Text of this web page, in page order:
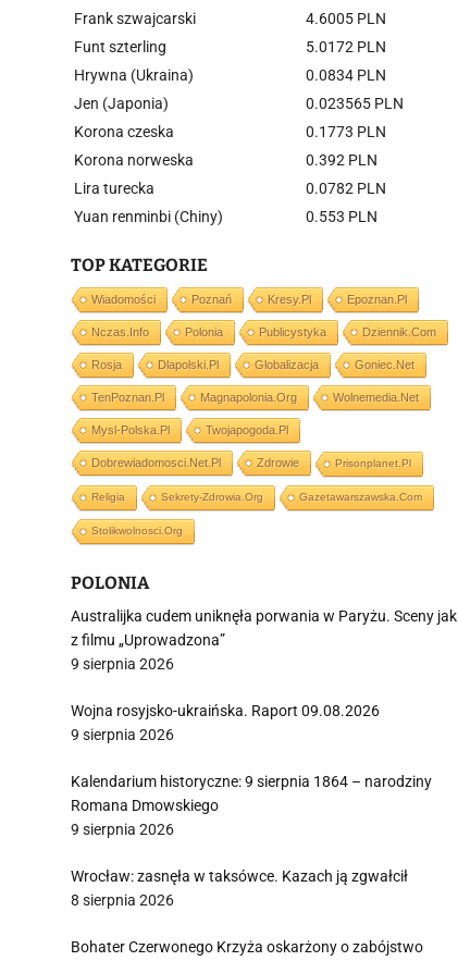
Frank szwajcarski
4.6005 PLN
Funt szterling
5.0172 PLN
Hrywna (Ukraina)
0.0834 PLN
Jen (Japonia)
0.023565 PLN
Korona czeska
0.1773 PLN
Korona norweska
0.392 PLN
Lira turecka
0.0782 PLN
Yuan renminbi (Chiny)
0.553 PLN
TOP KATEGORIE
Wiadomości Poznań Kresy.pl Epoznan.pl
Nczas.info Polonia Publicystyka Dziennik.com
Rosja Dlapolski.pl Globalizacja Goniec.net
TenPoznan.pl Magnapolonia.org Wolnemedia.net
Mysl-Polska.pl Twojapogoda.pl
Dobrewiadomosci.net.pl Zdrowie Prisonplanet.pl
Religia Sekrety-Zdrowia.org Gazetawarszawska.com
Stolikwolnosci.org
POLONIA
Australijka cudem uniknęła porwania w Paryżu. Sceny jak
z filmu „Uprowadzona”
9 sierpnia 2026
Wojna rosyjsko-ukraińska. Raport 09.08.2026
9 sierpnia 2026
Kalendarium historyczne: 9 sierpnia 1864 – narodziny
Romana Dmowskiego
9 sierpnia 2026
Wrocław: zasnęła w taksówce. Kazach ją zgwałcił
8 sierpnia 2026
Bohater Czerwonego Krzyża oskarżony o zabójstwo